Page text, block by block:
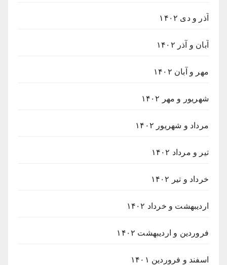
آذر و دی ۱۴۰۲
آبان و آذر ۱۴۰۲
مهر و آبان ۱۴۰۲
شهریور و مهر ۱۴۰۲
مرداد و شهریور ۱۴۰۲
تیر و مرداد ۱۴۰۲
خرداد و تیر ۱۴۰۲
اردیبهشت و خرداد ۱۴۰۲
فروردین و اردیبهشت ۱۴۰۲
اسفند و فروردین ۱۴۰۱